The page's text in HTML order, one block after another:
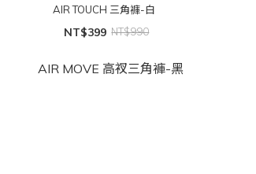
AIR TOUCH 三角褲-白
NT$399 NT$990